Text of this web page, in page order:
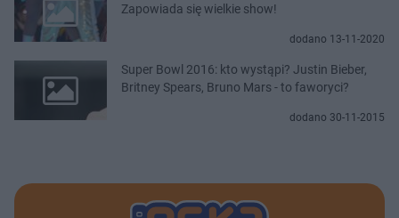
Zapowiada się wielkie show!
dodano 13-11-2020
Super Bowl 2016: kto wystąpi? Justin Bieber,
Britney Spears, Bruno Mars - to faworyci?
dodano 30-11-2015